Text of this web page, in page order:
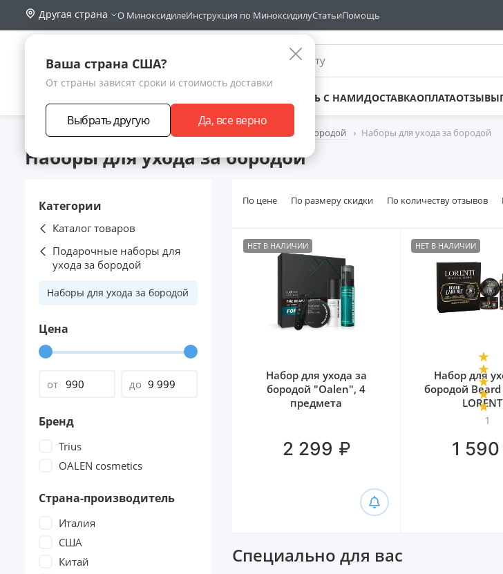
Другая страна
Ваша страна США?
От страны зависят сроки и стоимость доставки
Выбрать другую Да, все верно
О МиноксидилеИнструкция по МиноксидилуСтатьиПомощь
Поиск по сайту
ЗАРАБОТАТЬ С НАМИДОСТАВКАОПЛАТАОТЗЫВЫ
Главная Подарочные наборы для ухода за бородой Наборы для ухода за бородой
Наборы для ухода за бородой
Категории
Каталог товаров
Подарочные наборы для
ухода за бородой
Наборы для ухода за бородой
Цена
от до
Бренд
Trius
OALEN cosmetics
Страна-производитель
Италия
США
Китай
По цене По размеру скидки По количеству отзывов
НЕТ В НАЛИЧИИ
Набор для ухода за
бородой "Oalen", 4
предмета
2 299 ₽
НЕТ В НАЛИЧИИ
1
Набор для
бородой
1 590
Специально для вас